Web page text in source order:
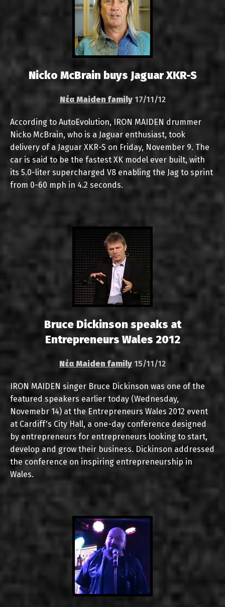
Nicko McBrain buys Jaguar XKR-S
Νέα Maiden family 17/11/12
According to AutoEvolution, IRON MAIDEN drummer
Nicko McBrain, who is a Jaguar enthusiast, took
delivery of a Jaguar XKR-S on Friday, November 9. The
car is said to be the fastest XK model ever built, with
its 5.0-liter supercharged V8 enabling the Jag to sprint
from 0-60 mph in 4.2 seconds.
Bruce Dickinson speaks at
Entrepreneurs Wales 2012
Νέα Maiden family 15/11/12
IRON MAIDEN singer Bruce Dickinson was one of the
featured speakers earlier today (Wednesday,
Novemebr 14) at the Entrepreneurs Wales 2012 event
at Cardiff's City Hall, a one-day conference designed
by entrepreneurs for entrepreneurs looking to start,
develop and grow their business. Dickinson addressed
the conference on inspiring entrepreneurship in
Wales.